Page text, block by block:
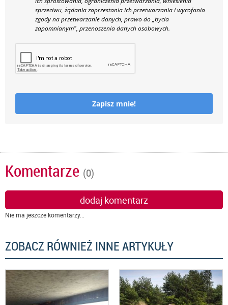
sprzeciwu, żądania zaprzestania ich przetwarzania i wycofania
zgody na przetwarzanie danych, prawo do „bycia
zapomnianym", przenoszenia danych osobowych.
Zapisz mnie!
Komentarze (0)
dodaj komentarz
Nie ma jeszcze komentarzy...
ZOBACZ RÓWNIEŻ INNE ARTYKUŁY